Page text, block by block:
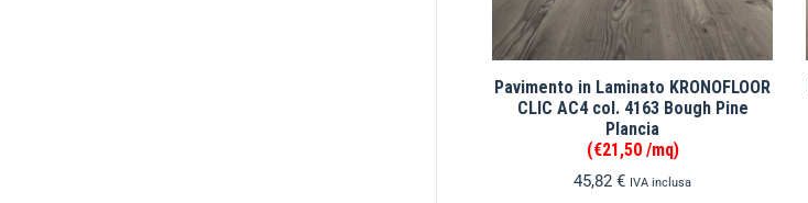
Pavimento in Laminato KRONOFLOOR
CLIC AC4 col. 4163 Bough Pine
Plancia
(€21,50 /mq)
45,82 € IVA inclusa